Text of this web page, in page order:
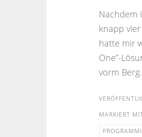
Nachdem
knapp
hatte mir
One”-
vorm
MARKIERT